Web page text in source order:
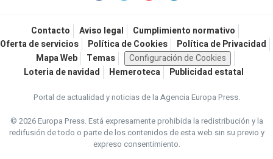
Contacto Aviso legal
Cumplimiento normativo
Oferta de servicios
Política de Cookies
Política de Privacidad
Mapa Web
Temas
Configuración de Cookies
Loteria de navidad
Hemeroteca Publicidad estatal
Portal de actualidad y noticias de la Agencia Europa Press.
© 2026 Europa Press.Está expresamente prohibida la redistribución y la
redifusión de todo o parte de los contenidos de esta web sin su previo y
expreso consentimiento.